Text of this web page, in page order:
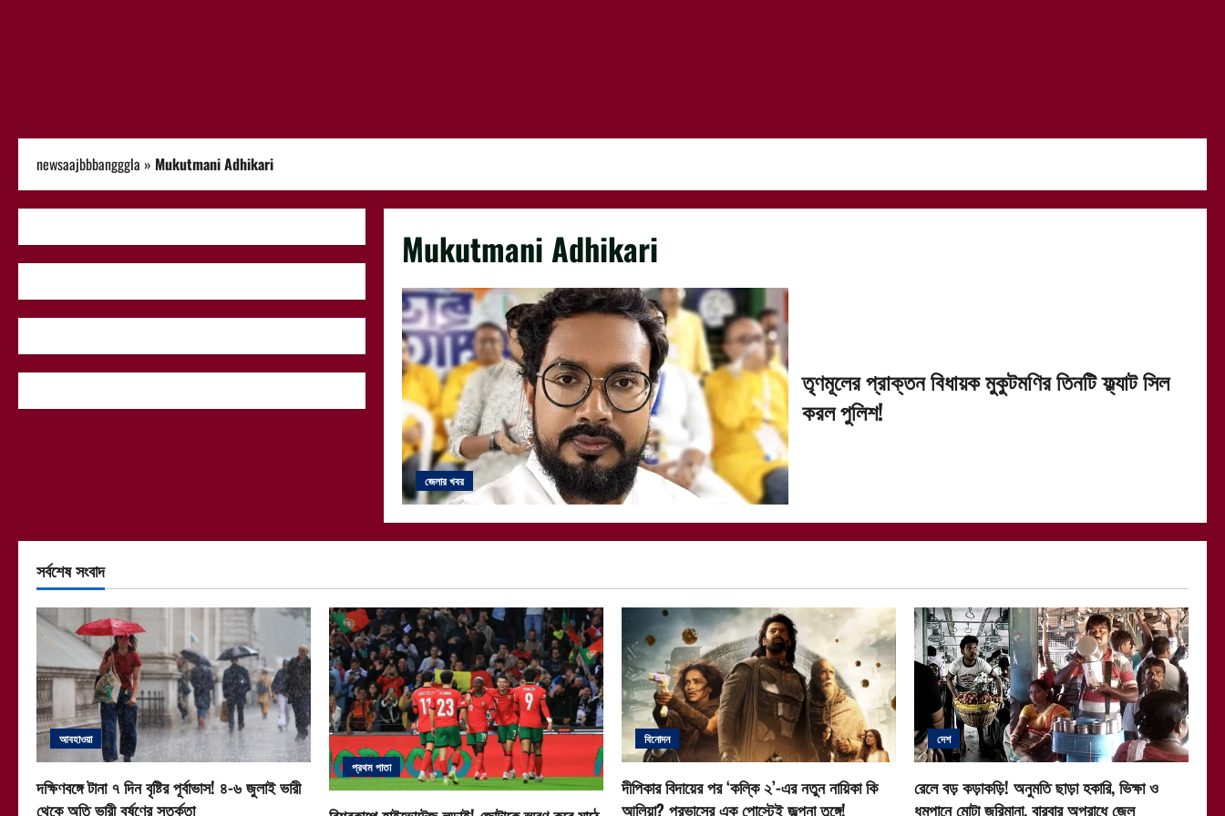
newsaajbbbangggla » Mukutmani Adhikari
Mukutmani Adhikari
জেলার খবর
তৃণমূলের প্রাক্তন বিধায়ক মুকুটমণির তিনটি ফ্ল্যাট সিল
করল পুলিশ!
সর্বশেষ সংবাদ
আবহাওয়া
দক্ষিণবঙ্গে টানা ৭ দিন বৃষ্টির পূর্বাভাস! ৪-৬ জুলাই ভারী
থেকে অতি ভারী বর্ষণের সতর্কতা
প্রথম পাতা
বিনোদন
দীপিকার বিদায়ের পর ‘কল্কি ২’-এর নতুন নায়িকা কি
আলিয়া? প্রভাসের এক পোস্টেই জল্পনা তুঙ্গে!
দেশ
রেলে বড় কড়াকড়ি! অনুমতি ছাড়া হকারি, ভিক্ষা ও
ধূমপানে মোটা জরিমানা, বারবার অপরাধে জেল